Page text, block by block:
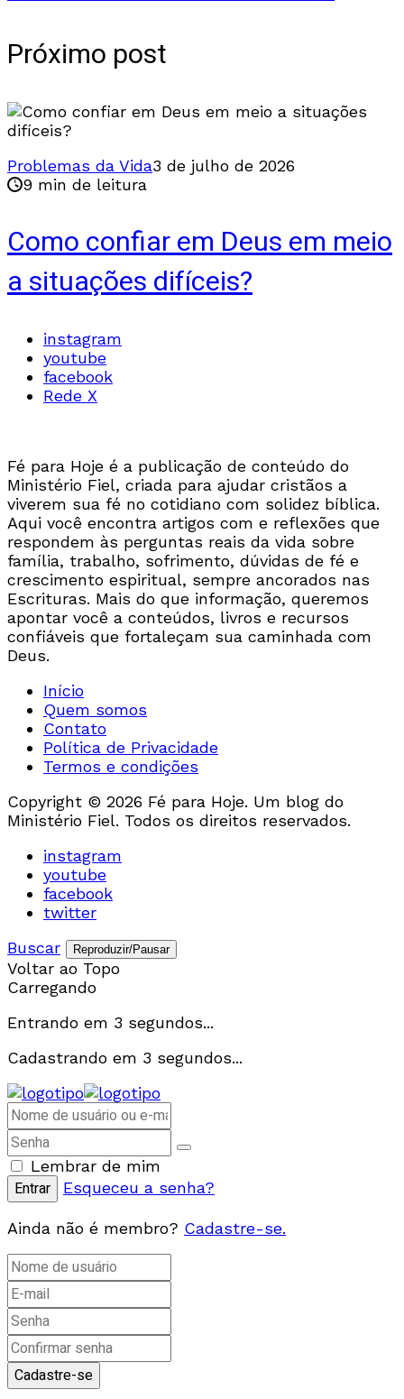
Próximo post
Problemas da Vida3 de julho de 2026
9 min de leitura
Como confiar em Deus em meio
a situações difíceis?
instagram
youtube
facebook
Rede X
Fé para Hoje é a publicação de conteúdo do
Ministério Fiel, criada para ajudar cristãos a
viverem sua fé no cotidiano com solidez bíblica.
Aqui você encontra artigos com e reflexões que
respondem às perguntas reais da vida sobre
família, trabalho, sofrimento, dúvidas de fé e
crescimento espiritual, sempre ancorados nas
Escrituras. Mais do que informação, queremos
apontar você a conteúdos, livros e recursos
confiáveis que fortaleçam sua caminhada com
Deus.
Início
Quem somos
Contato
Política de Privacidade
Termos e condições
Copyright © 2026 Fé para Hoje. Um blog do
Ministério Fiel. Todos os direitos reservados.
instagram
youtube
facebook
twitter
Buscar
Reproduzir/Pausar
Voltar ao Topo
Carregando
Entrando em 3 segundos...
Cadastrando em 3 segundos...
Lembrar de mim
Esqueceu a senha?
Ainda não é membro? Cadastre-se.